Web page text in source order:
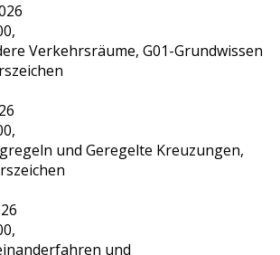
Verkehrsräume, G01-Grundwissen
und Geregelte Kreuzungen,
und